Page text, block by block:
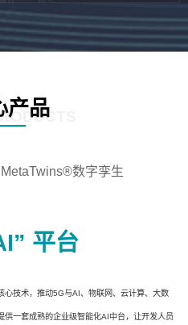
产品
MetaTwins®数字孪生
平台
心技术，推动5G与AI、物联网、云计算、大数
一套成熟的企业级智能化AI中台，让开发人员